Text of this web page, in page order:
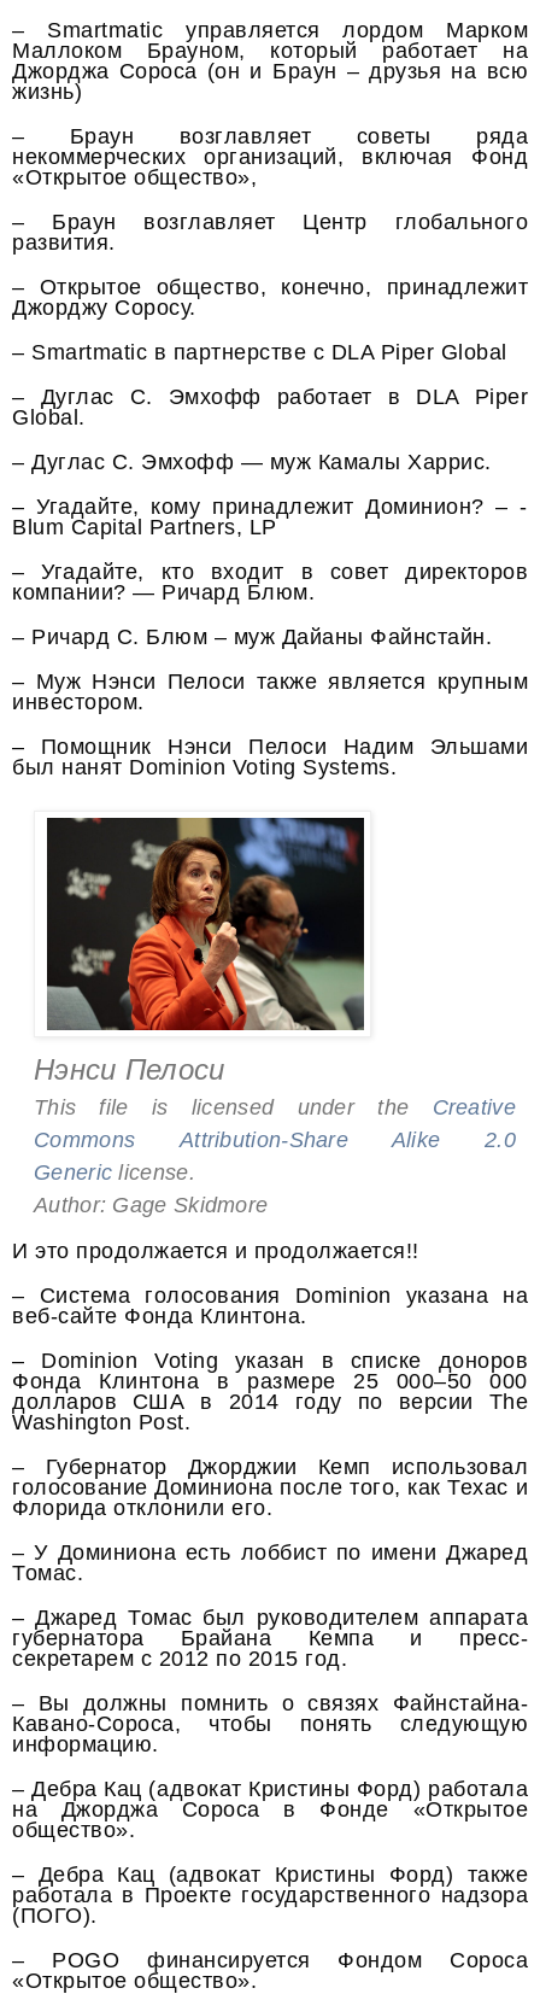
– Smartmatic управляется лордом Марком
Маллоком Брауном, который работает на
Джорджа Сороса (он и Браун – друзья на всю
жизнь)
– Браун возглавляет советы ряда
некоммерческих организаций, включая Фонд
«Открытое общество»,
– Браун возглавляет Центр глобального
развития.
– Открытое общество, конечно, принадлежит
Джорджу Соросу.
– Smartmatic в партнерстве с DLA Piper Global
– Дуглас С. Эмхофф работает в DLA Piper
Global.
– Дуглас С. Эмхофф — муж Камалы Харрис.
– Угадайте, кому принадлежит Доминион? – -
Blum Capital Partners, LP
– Угадайте, кто входит в совет директоров
компании? — Ричард Блюм.
– Ричард С. Блюм – муж Дайаны Файнстайн.
– Муж Нэнси Пелоси также является крупным
инвестором.
– Помощник Нэнси Пелоси Надим Эльшами
был нанят Dominion Voting Systems.
Нэнси Пелоси
This file is licensed under the Creative
Commons
Attribution-Share Alike 2.0
Generic license.
Author: Gage Skidmore
И это продолжается и продолжается!!
– Система голосования Dominion указана на
веб-сайте Фонда Клинтона.
– Dominion Voting указан в списке доноров
Фонда Клинтона в размере 25 000–50 000
долларов США в 2014 году по версии The
Washington Post.
– Губернатор Джорджии Кемп использовал
голосование Доминиона после того, как Техас и
Флорида отклонили его.
– У Доминиона есть лоббист по имени Джаред
Томас.
– Джаред Томас был руководителем аппарата
губернатора Брайана Кемпа и пресс-
секретарем с 2012 по 2015 год.
– Вы должны помнить о связях Файнстайна-
Кавано-Сороса, чтобы понять следующую
информацию.
– Дебра Кац (адвокат Кристины Форд) работала
на Джорджа Сороса в Фонде «Открытое
общество».
– Дебра Кац (адвокат Кристины Форд) также
работала в Проекте государственного надзора
(ПОГО).
– POGO финансируется Фондом Сороса
«Открытое общество».